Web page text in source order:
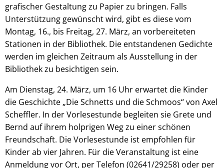
grafischer Gestaltung zu Papier zu bringen. Falls
Unterstützung gewünscht wird, gibt es diese vom
Montag, 16., bis Freitag, 27. März, an vorbereiteten
Stationen in der Bibliothek. Die entstandenen Gedichte
werden im gleichen Zeitraum als Ausstellung in der
Bibliothek zu besichtigen sein.
Am Dienstag, 24. März, um 16 Uhr erwartet die Kinder
die Geschichte „Die Schnetts und die Schmoos“ von Axel
Scheffler. In der Vorlesestunde begleiten sie Grete und
Bernd auf ihrem holprigen Weg zu einer schönen
Freundschaft. Die Vorlesestunde ist empfohlen für
Kinder ab vier Jahren. Für die Veranstaltung ist eine
Anmeldung vor Ort, per Telefon (02641/29258) oder per